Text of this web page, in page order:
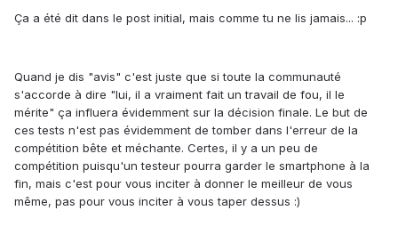
Ça a été dit dans le post initial, mais comme tu ne lis jamais... :p
Quand je dis "avis" c'est juste que si toute la communauté
s'accorde à dire "lui, il a vraiment fait un travail de fou, il le
mérite" ça influera évidemment sur la décision finale. Le but de
ces tests n'est pas évidemment de tomber dans l'erreur de la
compétition bête et méchante. Certes, il y a un peu de
compétition puisqu'un testeur pourra garder le smartphone à la
fin, mais c'est pour vous inciter à donner le meilleur de vous
même, pas pour vous inciter à vous taper dessus :)